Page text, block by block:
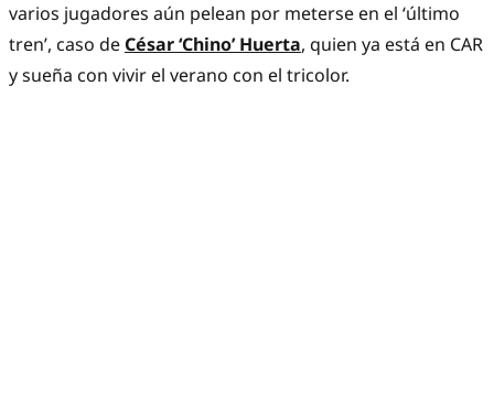
varios jugadores aún pelean por meterse en el ‘último
tren’, caso de César ‘Chino’ Huerta, quien ya está en CAR
y sueña con vivir el verano con el tricolor.